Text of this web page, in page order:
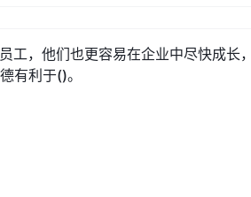
工，他们也更容易在企业中尽快成长
有利于()。